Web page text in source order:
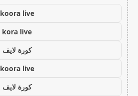
koora live
kora live
كورة لايف
koora live
كورة لايف